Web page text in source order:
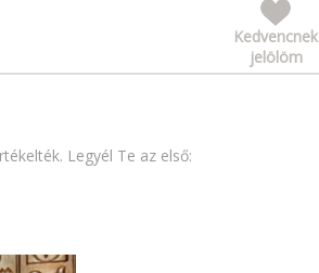
Kedvencnek
jelölöm
Legyél Te az első: